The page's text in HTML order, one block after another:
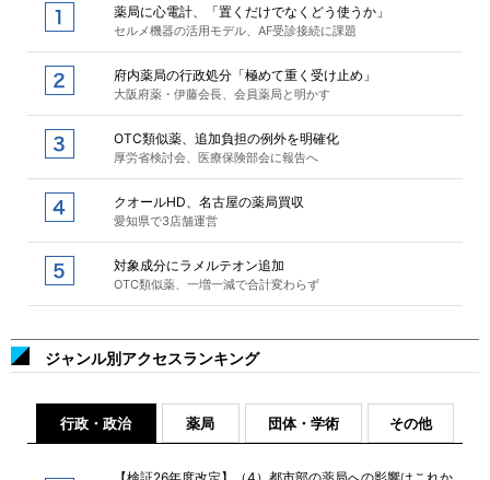
薬局に心電計、「置くだけでなくどう使うか」
セルメ機器の活用モデル、AF受診接続に課題
府内薬局の行政処分「極めて重く受け止め」
大阪府薬・伊藤会長、会員薬局と明かす
OTC類似薬、追加負担の例外を明確化
厚労省検討会、医療保険部会に報告へ
クオールHD、名古屋の薬局買収
愛知県で3店舗運営
対象成分にラメルテオン追加
OTC類似薬、一増一減で合計変わらず
ジャンル別アクセスランキング
行政・政治 薬局 団体・学術 その他